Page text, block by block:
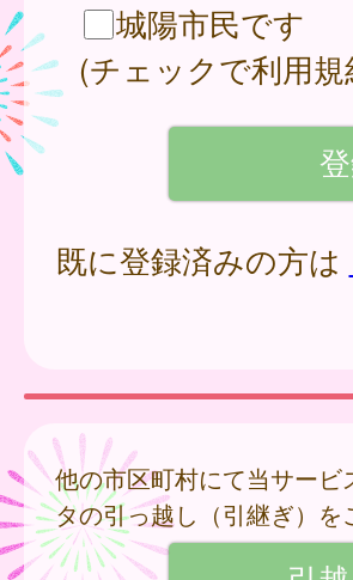
城陽市民です
(チェックで利用
既に登録済みの方は
他の市区町村にて当サービ
タの引っ越し（引継ぎ）